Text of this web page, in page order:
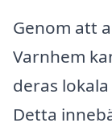
Genom att
Varnhem
deras
Detta